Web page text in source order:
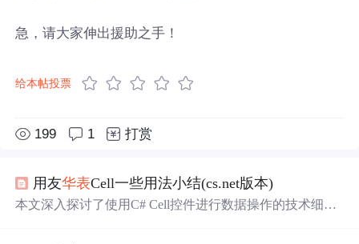
急，请大家伸出援助之手！
给本帖投票
199 1 打赏
用友华表Cell一些用法小结(cs.net版本)
本文深入探讨了使用C# Cell控件进行数据操作的技术细